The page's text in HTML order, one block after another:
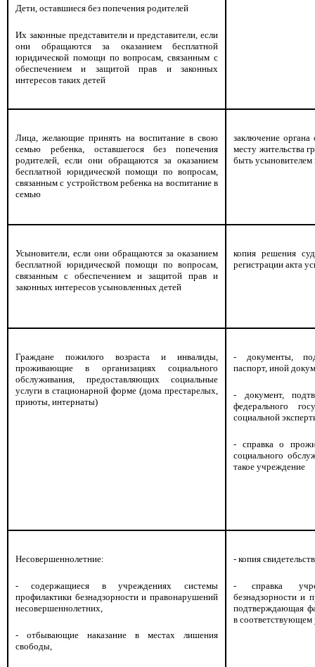
Дети, оставшиеся без попечения родителей
Их законные представители и представители, если
они обращаются за оказанием бесплатной
юридической помощи по вопросам, связанным с
обеспечением и защитой прав и законных
интересов таких детей
Лица, желающие принять на воспитание в свою
семью ребенка, оставшегося без попечения
родителей, если они обращаются за оказанием
бесплатной юридической помощи по вопросам,
связанным с устройством ребенка на воспитание в
семью
заключение
месту жительства
быть усыновителем
Усыновители, если они обращаются за оказанием
бесплатной юридической помощи по вопросам,
связанным с обеспечением и защитой прав и
законных интересов усыновленных детей
копия решения
регистрации акта
Граждане пожилого возраста и инвалиды,
проживающие в организациях социального
обслуживания, предоставляющих социальные
услуги в стационарной форме (дома престарелых,
приюты, интернаты)
- документы,
паспорт, иной
- документ,
федерального
социальной
- справка о
социального
такое учреждение
Несовершеннолетние:
- содержащиеся в учреждениях системы
профилактики безнадзорности и правонарушений
несовершеннолетних,
- отбывающие наказание в местах лишения
свободы,
- копия
- справка
безнадзорности и
подтверждающая
в